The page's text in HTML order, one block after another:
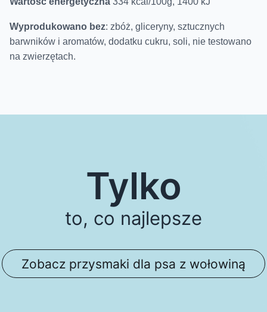
Wyprodukowano bez: zbóż, gliceryny, sztucznych
barwników i aromatów, dodatku cukru, soli, nie testowano
na zwierzętach.
Tylko
to, co najlepsze
Zobacz przysmaki dla psa z wołowiną